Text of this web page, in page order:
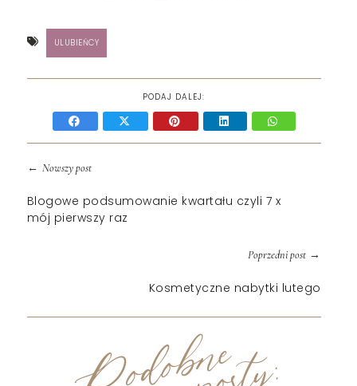
ULUBIEŃCY
PODAJ DALEJ:
← Nowszy post
Blogowe podsumowanie kwartału czyli 7 x
mój pierwszy raz
Poprzedni post→
Kosmetyczne nabytki lutego